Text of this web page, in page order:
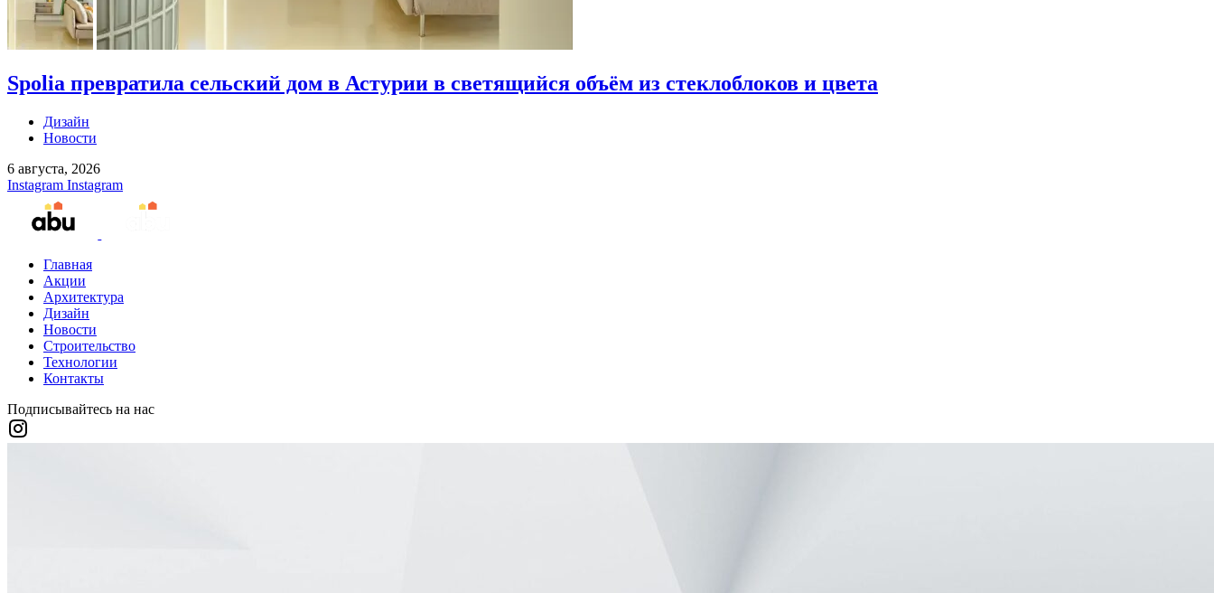
Spolia превратила сельский дом в Астурии в светящийся объём из стеклоблоков и цвета
Дизайн
Новости
6 августа, 2026
Instagram Instagram
Главная
Акции
Архитектура
Дизайн
Новости
Строительство
Технологии
Контакты
Подписывайтесь на нас